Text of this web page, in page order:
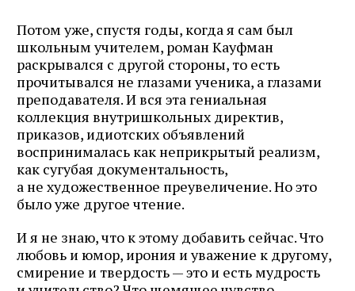
Потом уже, спустя годы, когда я сам был
школьным учителем, роман Кауфман
раскрывался с другой стороны, то есть
прочитывался не глазами ученика, а глазами
преподавателя. И вся эта гениальная
коллекция внутришкольных директив,
приказов, идиотских объявлений
воспринималась как неприкрытый реализм,
как сугубая документальность,
а не художественное преувеличение. Но это
было уже другое чтение.
И я не знаю, что к этому добавить сейчас. Что
любовь и юмор, ирония и уважение к другому,
смирение и твердость — это и есть мудрость